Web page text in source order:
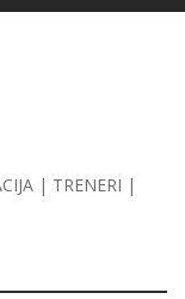
| TRENERI |